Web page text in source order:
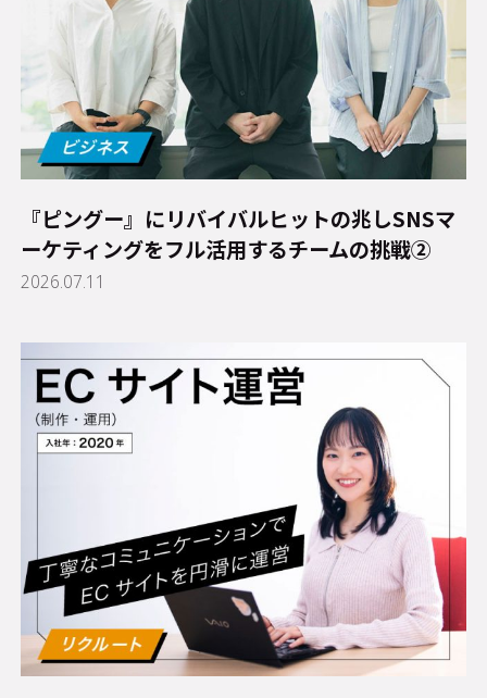
『ピングー』にリバイバルヒットの兆し――SNSマ
ーケティングをフル活用するチームの挑戦②
2026.07.11